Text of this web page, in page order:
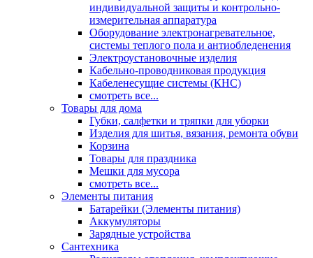
индивидуальной защиты и контрольно-
измерительная аппаратура
Оборудование электронагревательное,
системы теплого пола и антиобледенения
Электроустановочные изделия
Кабельно-проводниковая продукция
Кабеленесущие системы (КНС)
смотреть все...
Товары для дома
Губки, салфетки и тряпки для уборки
Изделия для шитья, вязания, ремонта обуви
Корзина
Товары для праздника
Мешки для мусора
смотреть все...
Элементы питания
Батарейки (Элементы питания)
Аккумуляторы
Зарядные устройства
Сантехника